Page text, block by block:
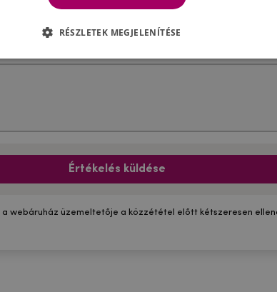
Értékelés küldése
a webáruház üzemeltetője a közzététel előtt kétszeresen
RÉSZLETEK MEGJELENÍTÉSE